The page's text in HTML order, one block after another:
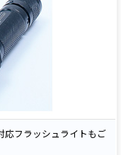
応フラッシュライトもご